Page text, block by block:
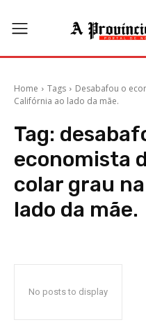
Home Tags
Desabafou o
Califórnia ao lado da mãe.
Tag:
economista
colar grau
lado da mãe.
No posts to display